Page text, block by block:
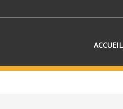
ACCUEIL